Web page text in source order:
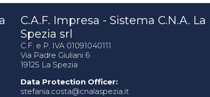
C.A.F. Impresa - Sistema C.N.A. La
Spezia srl
C.F. e P. IVA 01091040111
Via Padre Giuliani 6
19125 La Spezia
Data Protection Officer:
stefania.costa@cnalaspezia.it